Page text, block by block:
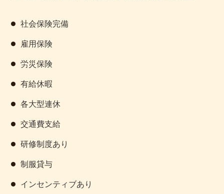
社会保険完備
雇用保険
労災保険
有給休暇
各大型連休
交通費支給
研修制度あり
制服貸与
インセンティブあり